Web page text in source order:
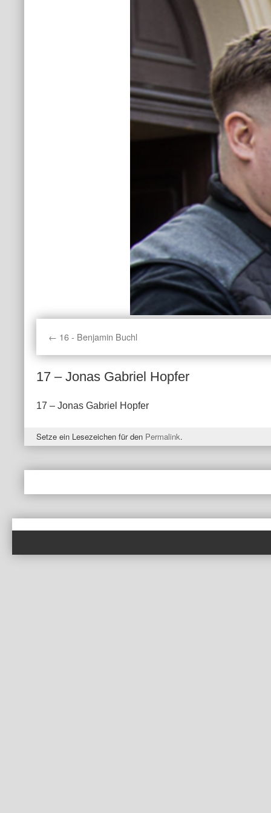
16 - Benjamin Buchl
17 – Jonas Gabriel Hopfer
17 – Jonas Gabriel Hopfer
Setze ein Lesezeichen für den Permalink.